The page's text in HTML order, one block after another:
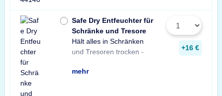
Safe Dry Entfeuchter für
Schränke und Tresore
Hält alles in Schränken
und Tresoren trocken -
Praktischer Entfeuchter
aus Naturgranulat für
Tresore und Schränke
gegen Rost, Schimmel
mehr
+16 €